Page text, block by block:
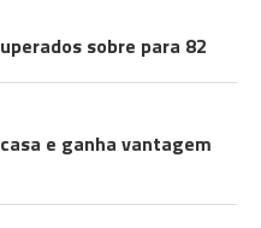
sobre para 82
e ganha vantagem